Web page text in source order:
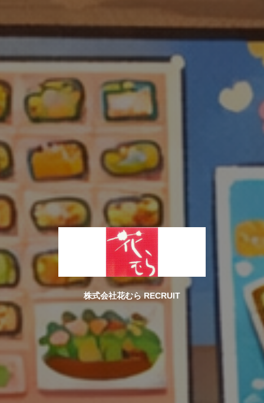
株式会社花むら RECRUIT